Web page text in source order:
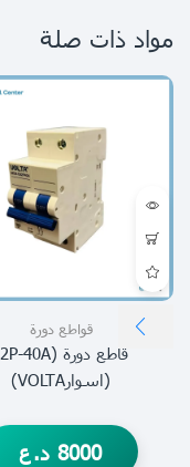
مواد ذات صلة
قواطع دورة
(اسوارVOLTA)
8000 د.ع